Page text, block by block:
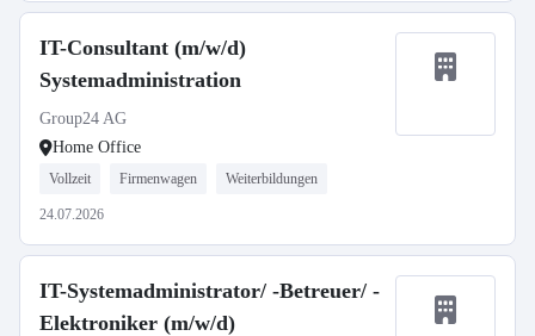
IT-Consultant (m/w/d)
Systemadministration
Group24 AG
Home Office
Vollzeit Firmenwagen Weiterbildungen
24.07.2026
IT-Systemadministrator/ -Betreuer/ -
Elektroniker (m/w/d)